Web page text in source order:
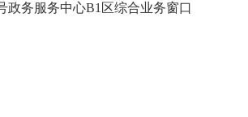
政务服务中心B1区综合业务窗口